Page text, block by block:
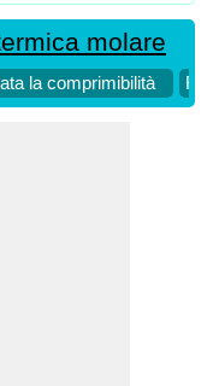
molare
la comprimibilità